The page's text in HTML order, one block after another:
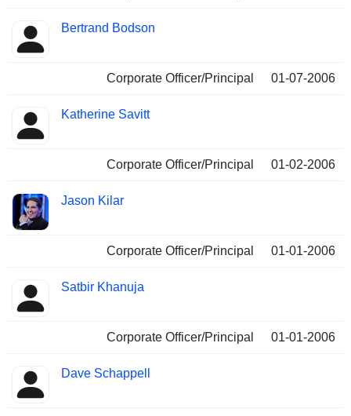
Bertrand Bodson
Corporate Officer/Principal 01-07-2006
Katherine Savitt
Corporate Officer/Principal 01-02-2006
Jason Kilar
Corporate Officer/Principal 01-01-2006
Satbir Khanuja
Corporate Officer/Principal 01-01-2006
Dave Schappell